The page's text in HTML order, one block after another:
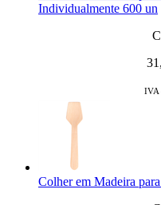
Individualmente 600 un
IVA
Colher em Madeira